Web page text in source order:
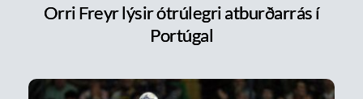
Orri Freyr lýsir ótrúlegri atburðarrás í
Portúgal